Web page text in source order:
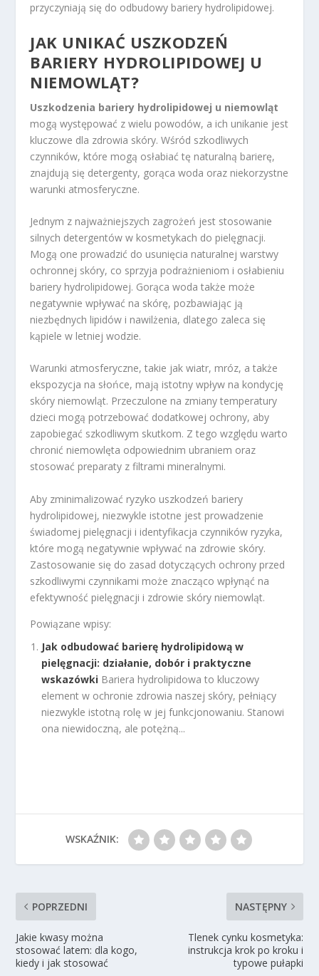
przyczyniają się do odbudowy bariery hydrolipidowej.
JAK UNIKAĆ USZKODZEŃ
BARIERY HYDROLIPIDOWEJ U
NIEMOWLĄT?
Uszkodzenia bariery hydrolipidowej u niemowląt
mogą występować z wielu powodów, a ich unikanie jest
kluczowe dla zdrowia skóry. Wśród szkodliwych
czynników, które mogą osłabiać tę naturalną barierę,
znajdują się detergenty, gorąca woda oraz niekorzystne
warunki atmosferyczne.
Jednym z najważniejszych zagrożeń jest stosowanie
silnych detergentów w kosmetykach do pielęgnacji.
Mogą one prowadzić do usunięcia naturalnej warstwy
ochronnej skóry, co sprzyja podrażnieniom i osłabieniu
bariery hydrolipidowej. Gorąca woda także może
negatywnie wpływać na skórę, pozbawiając ją
niezbędnych lipidów i nawilżenia, dlatego zaleca się
kąpiele w letniej wodzie.
Warunki atmosferyczne, takie jak wiatr, mróz, a także
ekspozycja na słońce, mają istotny wpływ na kondycję
skóry niemowląt. Przeczulone na zmiany temperatury
dzieci mogą potrzebować dodatkowej ochrony, aby
zapobiegać szkodliwym skutkom. Z tego względu warto
chronić niemowlęta odpowiednim ubraniem oraz
stosować preparaty z filtrami mineralnymi.
Aby zminimalizować ryzyko uszkodzeń bariery
hydrolipidowej, niezwykle istotne jest prowadzenie
świadomej pielęgnacji i identyfikacja czynników ryzyka,
które mogą negatywnie wpływać na zdrowie skóry.
Zastosowanie się do zasad dotyczących ochrony przed
szkodliwymi czynnikami może znacząco wpłynąć na
efektywność pielęgnacji i zdrowie skóry niemowląt.
Powiązane wpisy:
Jak odbudować barierę hydrolipidową w
pielęgnacji: działanie, dobór i praktyczne
wskazówki Bariera hydrolipidowa to kluczowy
element w ochronie zdrowia naszej skóry, pełniący
niezwykle istotną rolę w jej funkcjonowaniu. Stanowi
ona niewidoczną, ale potężną...
WSKAŹNIK:
POPRZEDNI
Jakie kwasy można
stosować latem: dla kogo,
kiedy i jak stosować
NASTĘPNY
Tlenek cynku kosmetyka:
instrukcja krok po kroku i
typowe pułapki